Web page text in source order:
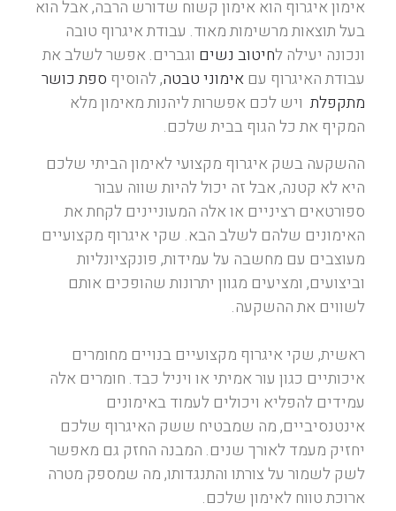
אימון איגרוף הוא אימון קשוח שדורש הרבה, אבל הוא
בעל תוצאות מרשימות מאוד. עבודת איגרוף טובה
ונכונה יעילה לחיטוב נשים וגברים. אפשר לשלב את
עבודת האיגרוף עםאימוני טבטה, להוסיף ספת כושר
מתקפלתויש לכם אפשרות ליהנות מאימון מלא
המקיף את כל הגוף בבית שלכם.
ההשקעה בשק איגרוף מקצועי לאימון הביתי שלכם
היא לא קטנה, אבל זה יכול להיות שווה עבור
ספורטאים רציניים או אלה המעוניינים לקחת את
האימונים שלהם לשלב הבא. שקי איגרוף מקצועיים
מעוצבים עם מחשבה על עמידות, פונקציונליות
וביצועים, ומציעים מגוון יתרונות שהופכים אותם
לשווים את ההשקעה.
ראשית, שקי איגרוף מקצועיים בנויים מחומרים
איכותיים כגון עור אמיתי או ויניל כבד. חומרים אלה
עמידים להפליא ויכולים לעמוד באימונים
אינטנסיביים, מה שמבטיח ששק האיגרוף שלכם
יחזיק מעמד לאורך שנים. המבנה החזק גם מאפשר
לשק לשמור על צורתו והתנגדותו, מה שמספק מטרה
ארוכת טווח לאימון שלכם.